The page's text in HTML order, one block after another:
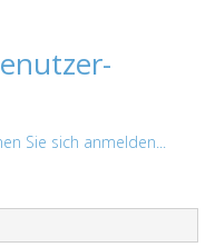
Sie sich anmelden...